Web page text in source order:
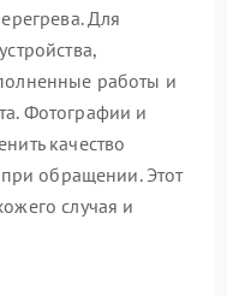
Для
работы и
Фотографии и
качество
обращении. Этот
случая и